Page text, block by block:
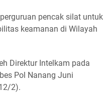
pencak silat untuk
keamanan di Wilayah
Direktur Intelkam pada
Pol Nanang Juni
2).